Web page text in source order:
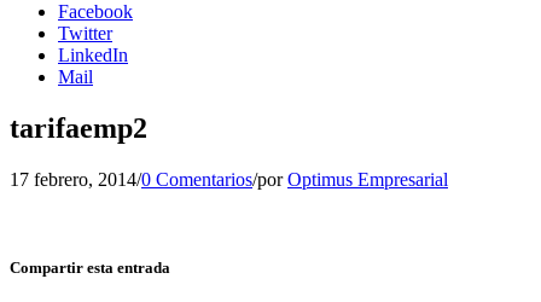
Facebook
Twitter
LinkedIn
Mail
tarifaemp2
17 febrero, 2014/0 Comentarios/porOptimus Empresarial
Compartir esta entrada